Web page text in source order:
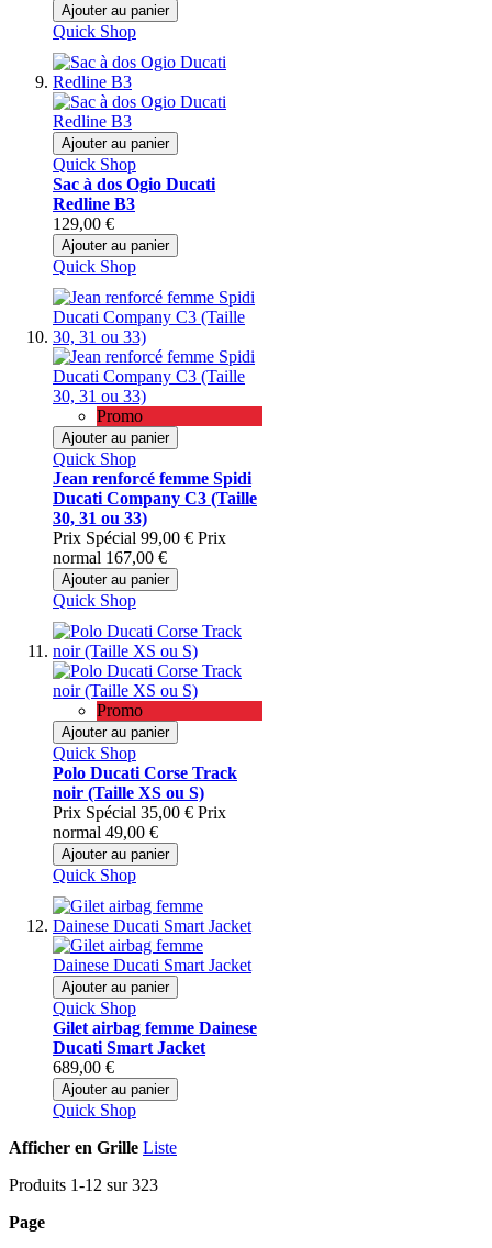
Ajouter au panier
Quick Shop
Ajouter au panier
Quick Shop
Sac à dos Ogio Ducati
Redline B3
129,00 €
Ajouter au panier
Quick Shop
Promo
Ajouter au panier
Quick Shop
Jean renforcé femme Spidi
Ducati Company C3 (Taille
30, 31 ou 33)
Prix Spécial 99,00 € Prix
normal 167,00 €
Ajouter au panier
Quick Shop
Promo
Ajouter au panier
Quick Shop
Polo Ducati Corse Track
noir (Taille XS ou S)
Prix Spécial 35,00 € Prix
normal 49,00 €
Ajouter au panier
Quick Shop
Ajouter au panier
Quick Shop
Gilet airbag femme Dainese
Ducati Smart Jacket
689,00 €
Ajouter au panier
Quick Shop
Afficher en Grille Liste
Produits 1-12 sur323
Page